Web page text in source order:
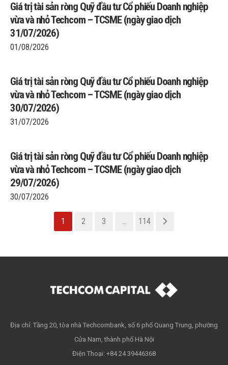
Giá trị tài sản ròng Quỹ đầu tư Cổ phiếu Doanh nghiệp
vừa và nhỏ Techcom – TCSME (ngày giao dịch
31/07/2026)
01/08/2026
Giá trị tài sản ròng Quỹ đầu tư Cổ phiếu Doanh nghiệp
vừa và nhỏ Techcom – TCSME (ngày giao dịch
30/07/2026)
31/07/2026
Giá trị tài sản ròng Quỹ đầu tư Cổ phiếu Doanh nghiệp
vừa và nhỏ Techcom – TCSME (ngày giao dịch
29/07/2026)
30/07/2026
1 2 3 … 114
Địa chỉ: Tầng 20, tòa nhà Techcombank, số 6 phố Quang Trung, phường
Cửa Nam, thành phố Hà Nội
Điện Thoại: +84 24 39446368